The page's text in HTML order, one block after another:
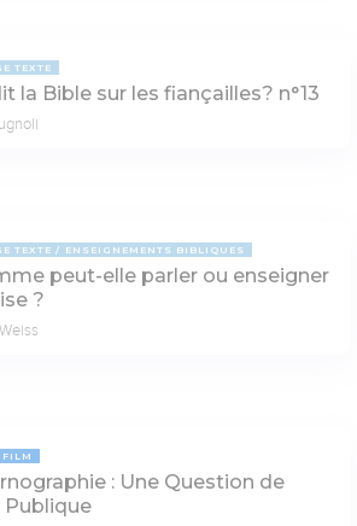
TEXTE
la Bible sur les fiançailles? n°13
TEXTE ENSEIGNEMENTS BIBLIQUES
peut-elle parler ou enseigner
?
FILM
: Une Question de
Publique